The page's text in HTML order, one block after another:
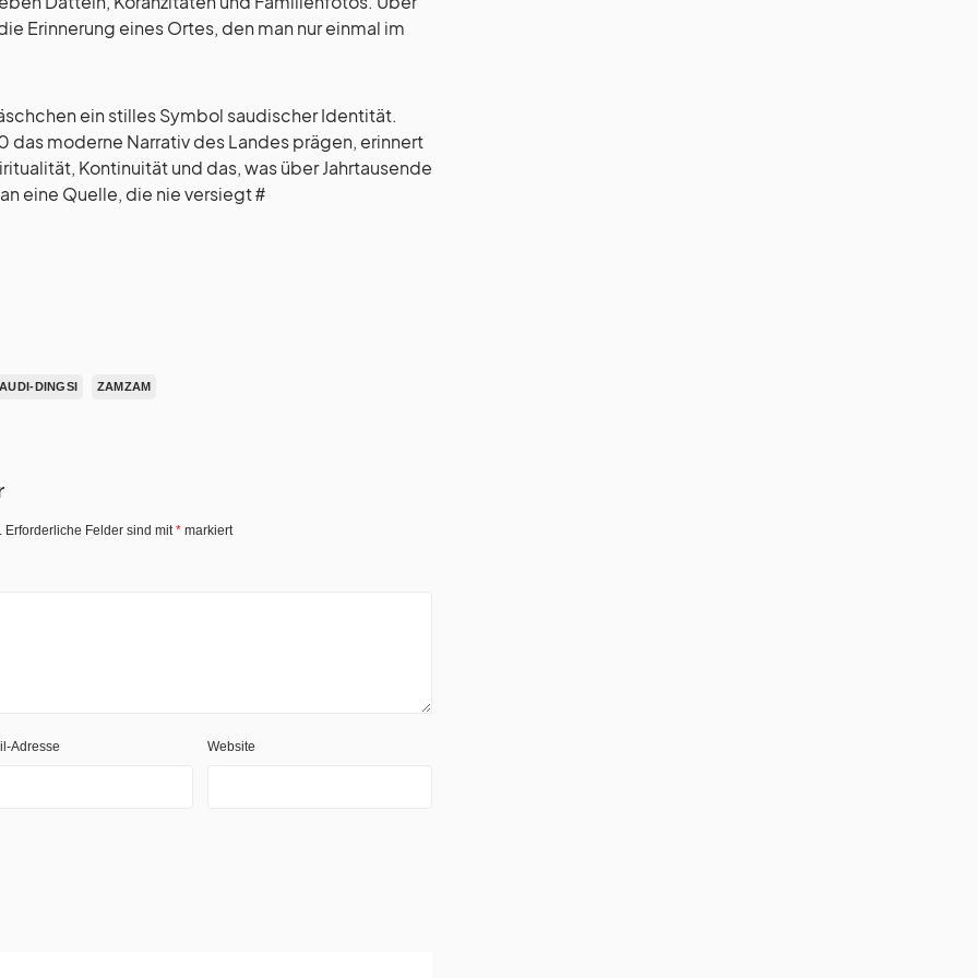
Erinnerung eines Ortes, den man nur einmal im
ein stilles Symbol saudischer Identität.
das moderne Narrativ des Landes prägen, erinnert
Kontinuität und das, was über Jahrtausende
eine Quelle, die nie versiegt#
DINGSI ZAMZAM
Erforderliche Felder sind mit* markiert
Adresse Website